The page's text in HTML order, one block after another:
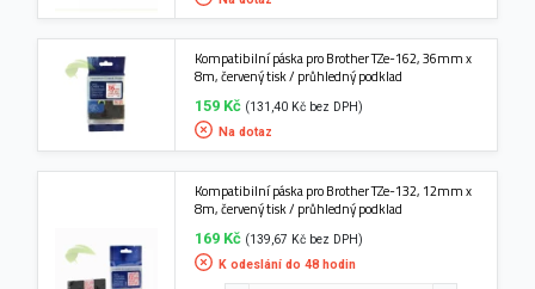
Kompatibilní páska pro Brother TZe-162, 36mm x
8m, červený tisk / průhledný podklad
159 Kč (131,40 Kč bez DPH)
Na dotaz
Kompatibilní páska pro Brother TZe-132, 12mm x
8m, červený tisk / průhledný podklad
169 Kč (139,67 Kč bez DPH)
K odeslání do 48 hodin